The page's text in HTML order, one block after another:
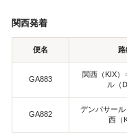
関西発着
便名 路
GA883
関西（KIX
ル（
GA882
デンパサー
西（